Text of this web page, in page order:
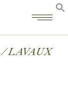
LAVAUX